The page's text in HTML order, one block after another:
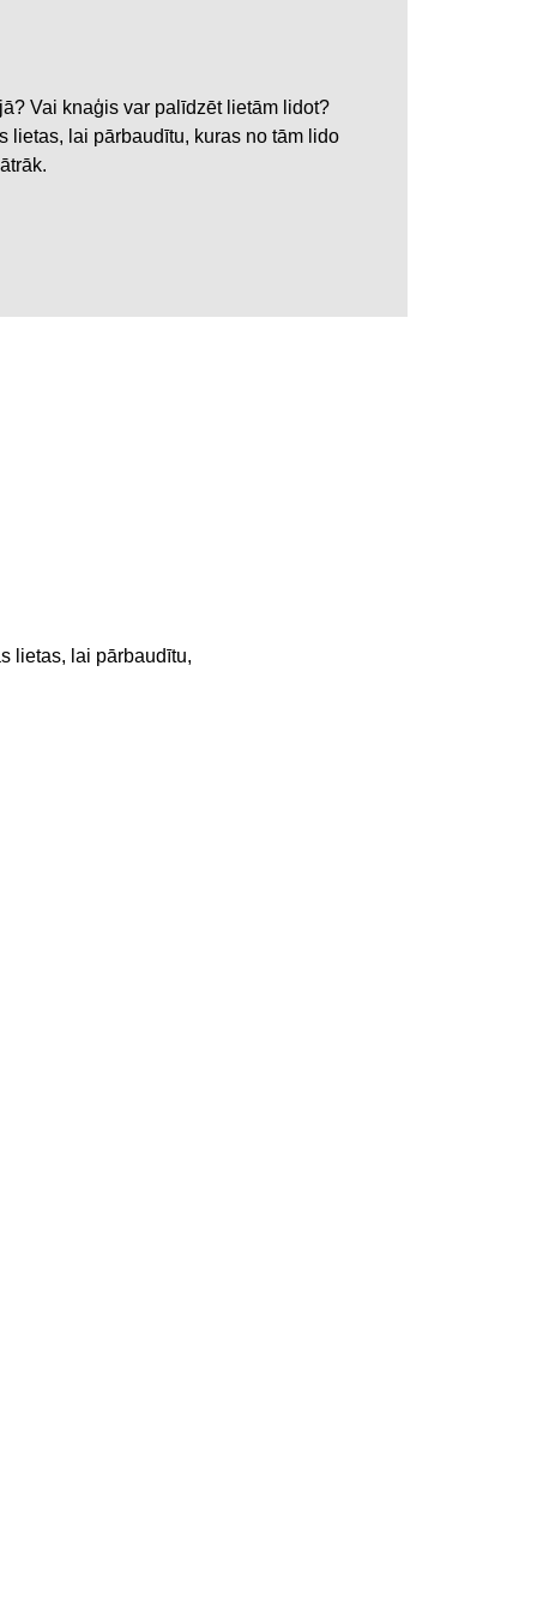
Vai knaģis var palīdzēt lietām lidot?
lietas, lai pārbaudītu, kuras no tām lido
lietas, lai pārbaudītu,